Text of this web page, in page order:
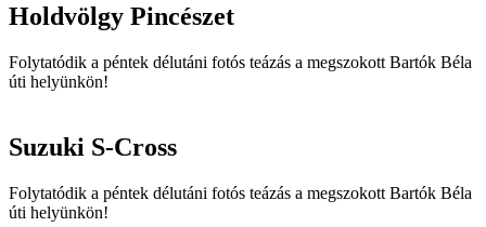
Holdvölgy Pincészet
Folytatódik a péntek délutáni fotós teázás a megszokott Bartók Béla
úti helyünkön!
Suzuki S-Cross
Folytatódik a péntek délutáni fotós teázás a megszokott Bartók Béla
úti helyünkön!